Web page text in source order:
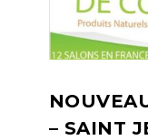
– SAINT